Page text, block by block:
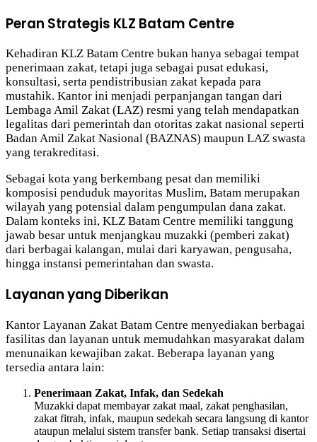
Peran Strategis KLZ Batam Centre
Kehadiran KLZ Batam Centre bukan hanya sebagai tempat
penerimaan zakat, tetapi juga sebagai pusat edukasi,
konsultasi, serta pendistribusian zakat kepada para
mustahik. Kantor ini menjadi perpanjangan tangan dari
Lembaga Amil Zakat (LAZ) resmi yang telah mendapatkan
legalitas dari pemerintah dan otoritas zakat nasional seperti
Badan Amil Zakat Nasional (BAZNAS) maupun LAZ swasta
yang terakreditasi.
Sebagai kota yang berkembang pesat dan memiliki
komposisi penduduk mayoritas Muslim, Batam merupakan
wilayah yang potensial dalam pengumpulan dana zakat.
Dalam konteks ini, KLZ Batam Centre memiliki tanggung
jawab besar untuk menjangkau muzakki (pemberi zakat)
dari berbagai kalangan, mulai dari karyawan, pengusaha,
hingga instansi pemerintahan dan swasta.
Layanan yang Diberikan
Kantor Layanan Zakat Batam Centre menyediakan berbagai
fasilitas dan layanan untuk memudahkan masyarakat dalam
menunaikan kewajiban zakat. Beberapa layanan yang
tersedia antara lain:
Penerimaan Zakat, Infak, dan Sedekah
Muzakki dapat membayar zakat maal, zakat penghasilan,
zakat fitrah, infak, maupun sedekah secara langsung di kantor
ataupun melalui sistem transfer bank. Setiap transaksi disertai